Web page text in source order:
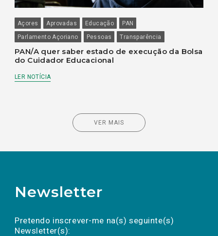
Açores Aprovadas Educação
PAN
Parlamento Açoriano
Pessoas Transparência
PAN/A quer saber estado de execução da Bolsa
do Cuidador Educacional
LER NOTÍCIA
VER MAIS
Newsletter
Pretendo inscrever-me na(s) seguinte(s)
Newsletter(s):
a(s) newsletter(s).
mail